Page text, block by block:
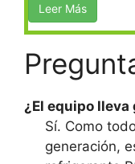
Leer Más
¿El equipo lleva
Sí. Como
generación,